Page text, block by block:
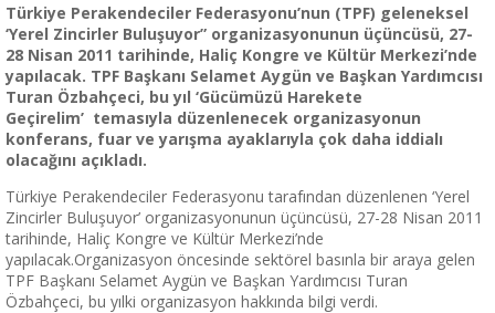
Türkiye Perakendeciler Federasyonu’nun (TPF) geleneksel
‘Yerel Zincirler Buluşuyor” organizasyonunun üçüncüsü, 27-
28 Nisan 2011 tarihinde, Haliç Kongre ve Kültür Merkezi’nde
yapılacak. TPF Başkanı Selamet Aygün ve Başkan Yardımcısı
Turan Özbahçeci, bu yıl ‘Gücümüzü Harekete
Geçirelim’ temasıyla düzenlenecek organizasyonun
konferans, fuar ve yarışma ayaklarıyla çok daha iddialı
olacağını açıkladı.
Türkiye Perakendeciler Federasyonu tarafından düzenlenen ‘Yerel
Zincirler Buluşuyor’ organizasyonunun üçüncüsü, 27-28 Nisan 2011
tarihinde, Haliç Kongre ve Kültür Merkezi’nde
yapılacak.Organizasyon öncesinde sektörel basınla bir araya gelen
TPF Başkanı Selamet Aygün ve Başkan Yardımcısı Turan
Özbahçeci, bu yılki organizasyon hakkında bilgi verdi.